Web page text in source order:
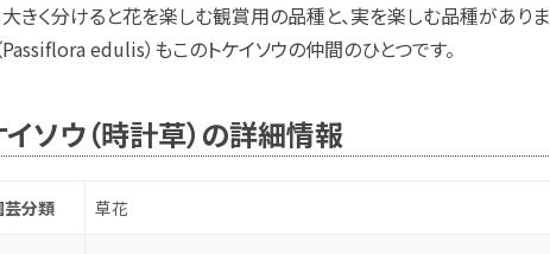
大きく分けると花を楽しむ観賞用の品種と、実を楽しむ品種があり
Passiflora edulis）もこのトケイソウの仲間のひとつです。
イソウ（時計草）の詳細情報
芸分類 草花